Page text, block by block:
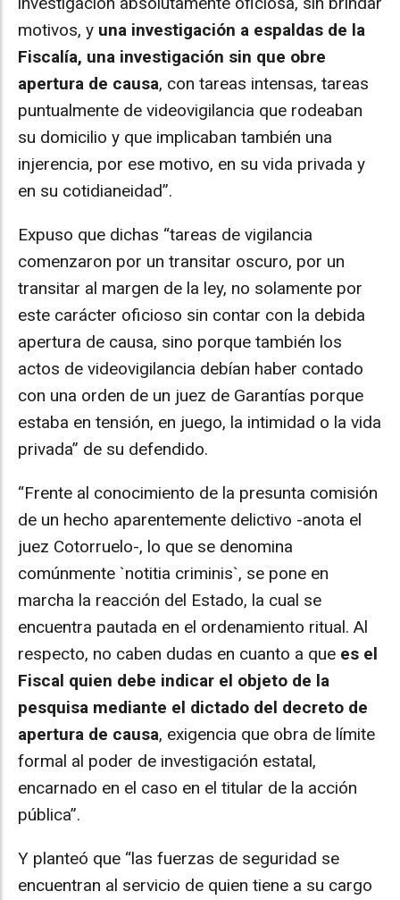
motivos, y una investigación a espaldas de la
Fiscalía, una investigación sin que obre
apertura de causa, con tareas intensas, tareas
puntualmente de videovigilancia que rodeaban
su domicilio y que implicaban también una
injerencia, por ese motivo, en su vida privada y
en su cotidianeidad”.
Expuso que dichas “tareas de vigilancia
comenzaron por un transitar oscuro, por un
transitar al margen de la ley, no solamente por
este carácter oficioso sin contar con la debida
apertura de causa, sino porque también los
actos de videovigilancia debían haber contado
con una orden de un juez de Garantías porque
estaba en tensión, en juego, la intimidad o la vida
privada” de su defendido.
“Frente al conocimiento de la presunta comisión
de un hecho aparentemente delictivo -anota el
juez Cotorruelo-, lo que se denomina
comúnmente `notitia criminis`, se pone en
marcha la reacción del Estado, la cual se
encuentra pautada en el ordenamiento ritual. Al
respecto, no caben dudas en cuanto a que es el
Fiscal quien debe indicar el objeto de la
pesquisa mediante el dictado del decreto de
apertura de causa, exigencia que obra de límite
formal al poder de investigación estatal,
encarnado en el caso en el titular de la acción
pública”.
Y planteó que “las fuerzas de seguridad se
encuentran al servicio de quien tiene a su cargo